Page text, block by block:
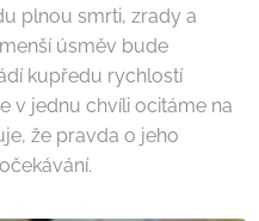
plnou smrti, zrady a
úsměv bude
kupředu rychlostí
v jednu chvíli ocitáme na
že pravda o jeho